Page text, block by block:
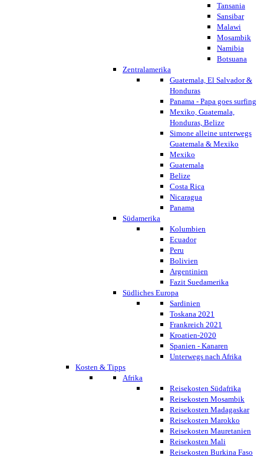
Tansania
Sansibar
Malawi
Mosambik
Namibia
Botsuana
Zentralamerika
Guatemala, El Salvador &
Honduras
Panama - Papa goes surfing
Mexiko, Guatemala,
Honduras, Belize
Simone alleine unterwegs
Guatemala & Mexiko
Mexiko
Guatemala
Belize
Costa Rica
Nicaragua
Panama
Südamerika
Kolumbien
Ecuador
Peru
Bolivien
Argentinien
Fazit Suedamerika
Südliches Europa
Sardinien
Toskana 2021
Frankreich 2021
Kroatien-2020
Spanien - Kanaren
Unterwegs nach Afrika
Kosten & Tipps
Afrika
Reisekosten Südafrika
Reisekosten Mosambik
Reisekosten Madagaskar
Reisekosten Marokko
Reisekosten Mauretanien
Reisekosten Mali
Reisekosten Burkina Faso